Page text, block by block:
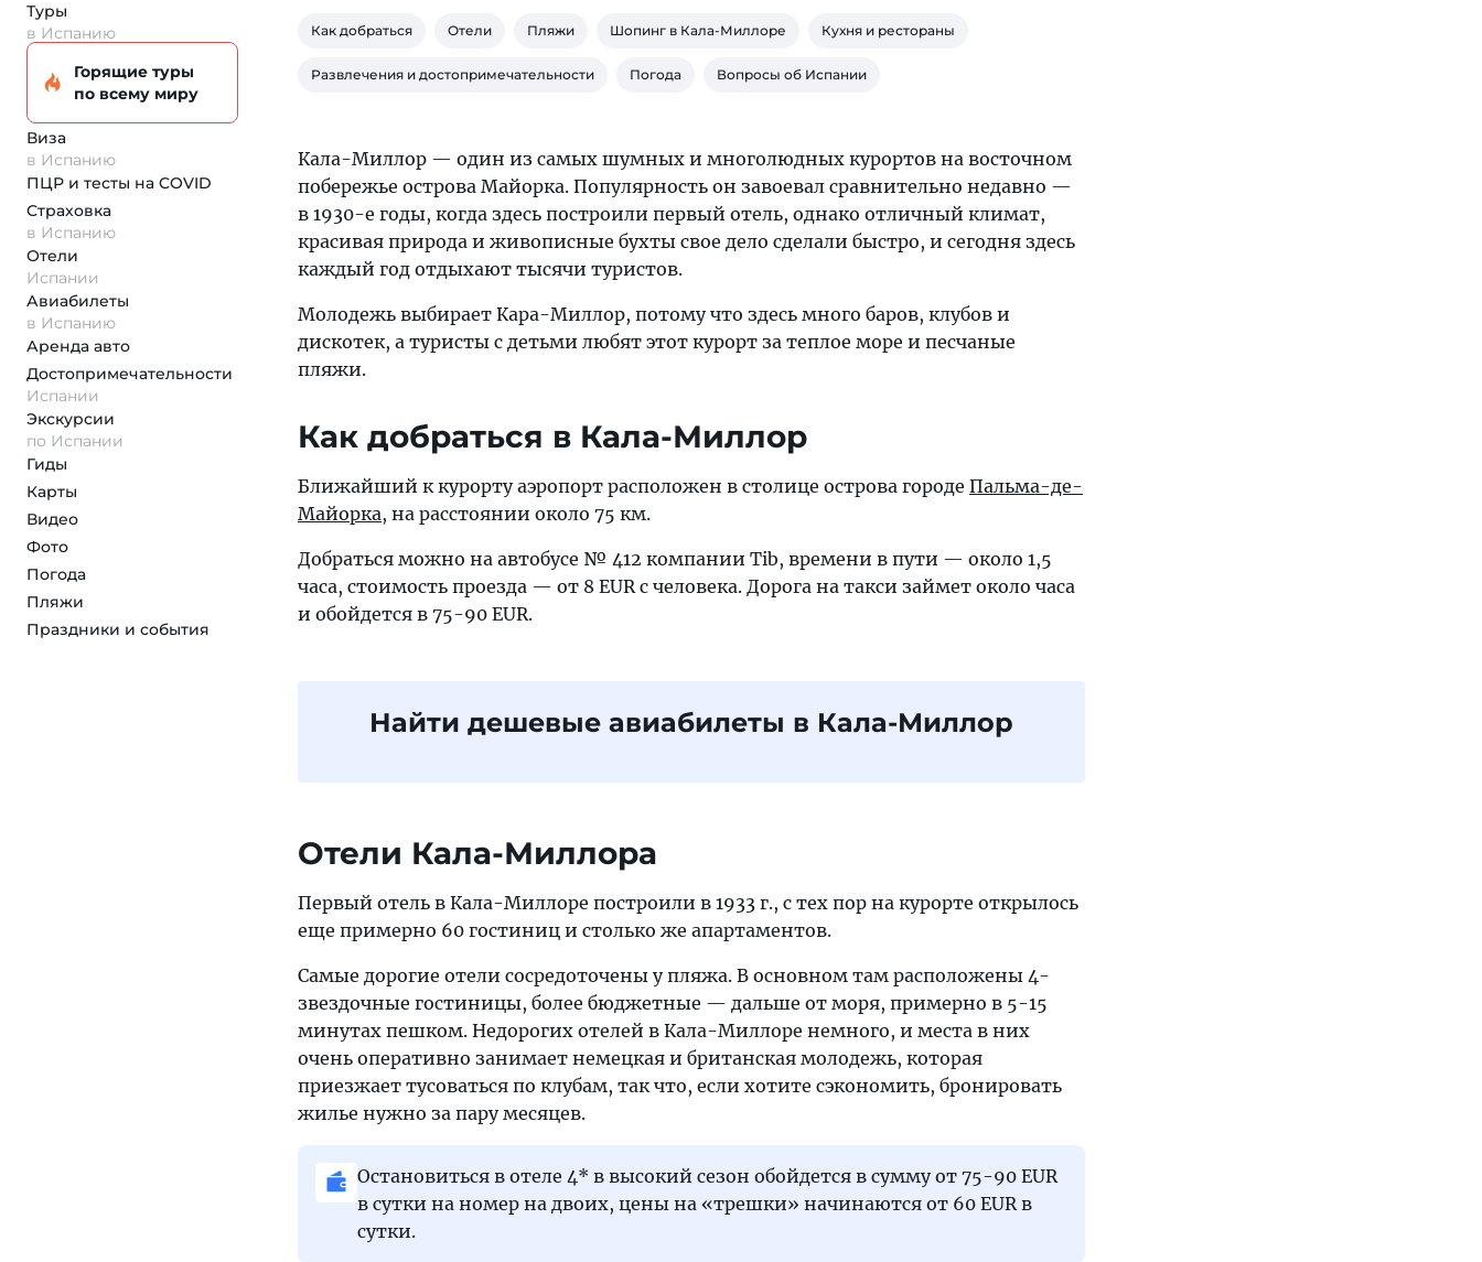
Туры
в Испанию
Горящие туры
по всему миру
Виза
в Испанию
ПЦР и тесты на COVID
Страховка
в Испанию
Отели
Испании
Авиабилеты
в Испанию
Аренда авто
Достопримеча­тельности
Испании
Экскурсии
по Испании
Гиды
Карты
Видео
Фото
Погода
Пляжи
Праздники и события
Как добраться Отели Пляжи Шопинг в Кала-Миллоре Кухня и рестораны
Развлечения и достопримечательности Погода Вопросы об Испании
Кала-Миллор — один из самых шумных и многолюдных курортов на восточном
побережье острова Майорка. Популярность он завоевал сравнительно недавно —
в 1930-е годы, когда здесь построили первый отель, однако отличный климат,
красивая природа и живописные бухты свое дело сделали быстро, и сегодня здесь
каждый год отдыхают тысячи туристов.
Молодежь выбирает Кара-Миллор, потому что здесь много баров, клубов и
дискотек, а туристы с детьми любят этот курорт за теплое море и песчаные
пляжи.
Как добраться в Кала-Миллор
Ближайший к курорту аэропорт расположен в столице острова городе Пальма-де-
Майорка, на расстоянии около 75 км.
Добраться можно на автобусе № 412 компании Tib, времени в пути — около 1,5
часа, стоимость проезда — от 8 EUR с человека. Дорога на такси займет около часа
и обойдется в 75-90 EUR.
Найти дешевые авиабилеты в Кала-Миллор
Отели Кала-Миллора
Первый отель в Кала-Миллоре построили в 1933 г., с тех пор на курорте открылось
еще примерно 60 гостиниц и столько же апартаментов.
Самые дорогие отели сосредоточены у пляжа. В основном там расположены 4-
звездочные гостиницы, более бюджетные — дальше от моря, примерно в 5-15
минутах пешком. Недорогих отелей в Кала-Миллоре немного, и места в них
очень оперативно занимает немецкая и британская молодежь, которая
приезжает тусоваться по клубам, так что, если хотите сэкономить, бронировать
жилье нужно за пару месяцев.
Остановиться в отеле 4* в высокий сезон обойдется в сумму от 75-90 EUR
в сутки на номер на двоих, цены на «трешки» начинаются от 60 EUR в
сутки.